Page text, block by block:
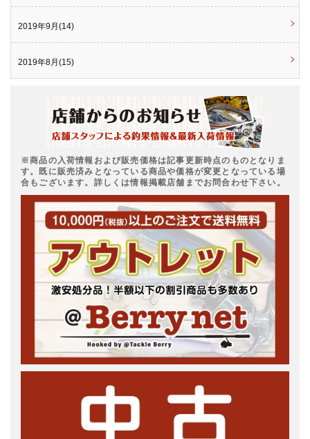
2019年9月(14)
2019年8月(15)
※商品の入荷情報および販売価格は記事更新時点のものとなりま
す。既に販売済みとなっている商品や価格が変更となっている場
合もございます。詳しくは情報掲載店舗までお問合わせ下さい。